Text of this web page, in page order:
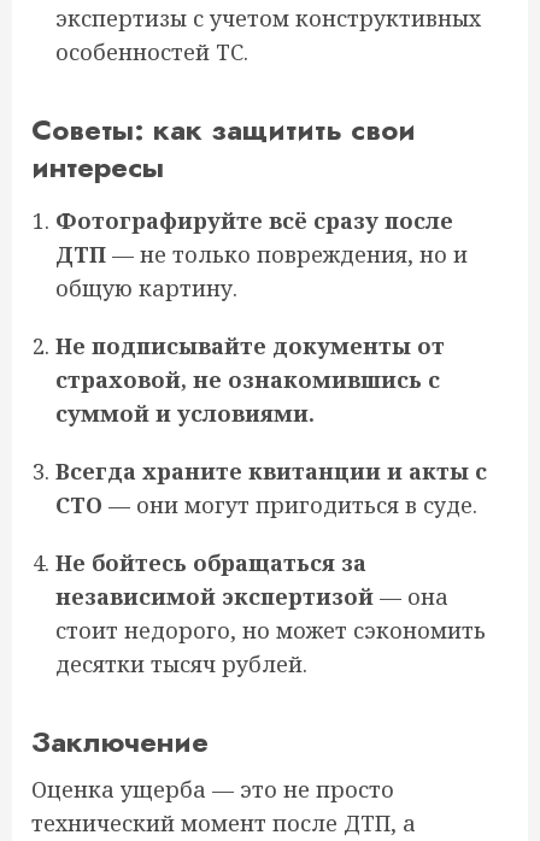
экспертизы с учетом конструктивных
особенностей ТС.
Советы: как защитить свои
интересы
Фотографируйте всё сразу после
ДТП — не только повреждения, но и
общую картину.
Не подписывайте документы от
страховой, не ознакомившись с
суммой и условиями.
Всегда храните квитанции и акты с
СТО — они могут пригодиться в суде.
Не бойтесь обращаться за
независимой экспертизой — она
стоит недорого, но может сэкономить
десятки тысяч рублей.
Заключение
Оценка ущерба — это не просто
технический момент после ДТП, а